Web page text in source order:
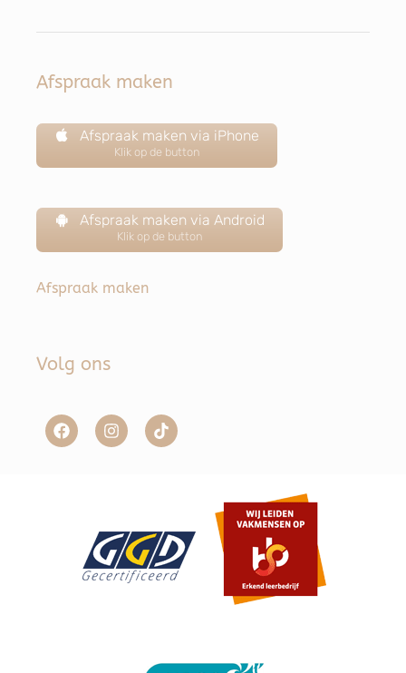
Afspraak maken
Afspraak maken via iPhone
Klik op de button
Afspraak maken via Android
Klik op de button
Afspraak maken
Volg ons